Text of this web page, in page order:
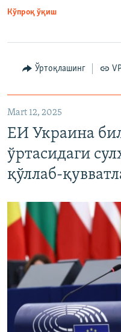
Кўпроқ ўқиш
Ўртоқлашинг
Mart 12, 2025
ЕИ Украина
ўртасидаги
қўллаб-